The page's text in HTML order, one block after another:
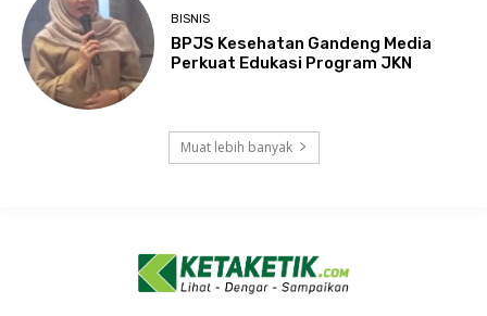
BISNIS
BPJS Kesehatan Gandeng Media
Perkuat Edukasi Program JKN
Muat lebih banyak